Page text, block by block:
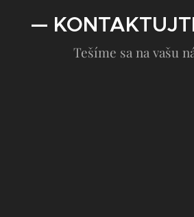
—
Tešíme sa na vašu